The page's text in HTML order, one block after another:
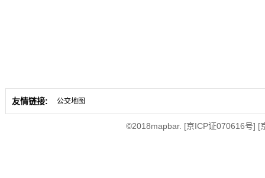
友情链接: 公交地图
©2018mapbar. [京ICP证070616号] [